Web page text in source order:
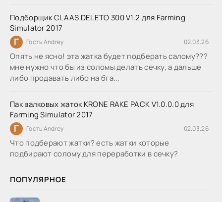
Подборщик CLAAS DELETO 300 V1.2 для Farming
Simulator 2017
Г Гость Andrey 02.03.26
Опять не ясно! эта жатка будет подберать салому???
мне нужно что бы из соломы делать сечку, а дальше
либо продавать либо на бга...
Пак валковых жаток KRONE RAKE PACK V1.0.0.0 для
Farming Simulator 2017
Г Гость Andrey 02.03.26
Что подберают жатки? есть жатки которые
подбирают солому для переработки в сечку?
ПОПУЛЯРНОЕ